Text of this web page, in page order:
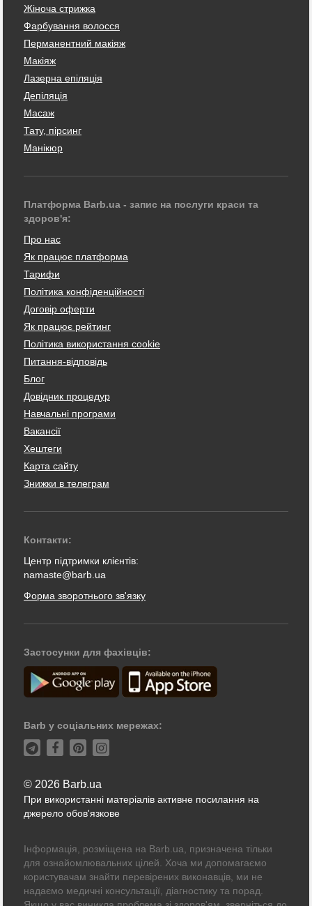
Жіноча стрижка
Фарбування волосся
Перманентний макіяж
Макіяж
Лазерна епіляція
Депіляція
Масаж
Тату, пірсинг
Манікюр
Платформа Barb.ua - запис на послуги краси та
здоров'я:
Про нас
Як працює платформа
Тарифи
Політика конфіденційності
Договір оферти
Як працює рейтинг
Політика використання cookie
Питання-відповідь
Блог
Довідник процедур
Навчальні програми
Вакансії
Хештеги
Карта сайту
Знижки в телеграм
Контакти:
Центр підтримки клієнтів:
namaste@barb.ua
Форма зворотнього зв'язку
Застосунки для фахівців:
Barb у соціальних мережах:
© 2026 Barb.ua
При використанні матеріалів активне посилання на
джерело обов'язкове
Інформація, розміщена на Barb.ua, призначена тільки
для ознайомлювальних цілей. Хоча ми допомагаємо
користувачам знайти перевірених виконавців, ми не
надаємо медичні консультації, діагностику та порад.